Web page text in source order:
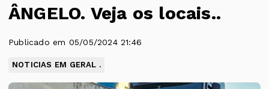
ÂNGELO. Veja os locais..
Publicado em 05/05/2024 21:46
NOTICIAS EM GERAL .